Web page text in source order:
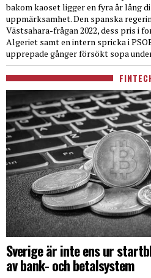
bakom kaoset ligger en fyra år lång
uppmärksamhet. Den spanska
Västsahara-frågan 2022, dess pris i
Algeriet samt en intern spricka i
upprepade gånger försökt sopa
Sverige är inte ens ur
av bank- och betalsystem